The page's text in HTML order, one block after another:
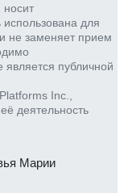
Марии
для
не заменяет прием
является публичной
Inc.,
деятельность